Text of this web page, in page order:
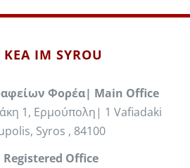
IM SYROU
Φορέα| Main Office
1, Ερμούπολη| 1 Vafiadaki
Syros , 84100
Office